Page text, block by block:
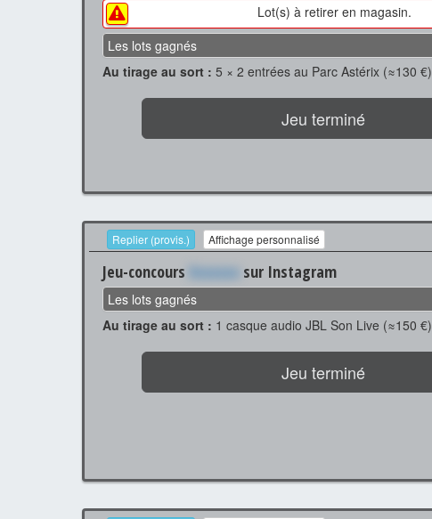
Lot(s) à retirer en magasin.
Les lots gagnés
Au tirage au sort : 5 × 2 entrées au Parc Astérix (≈130 €)
Jeu terminé
Replier (provis.) Affichage personnalisé
Jeu-concours Xxxxxxx sur Instagram
Les lots gagnés
Au tirage au sort : 1 casque audio JBL Son Live (≈150 €)
Jeu terminé